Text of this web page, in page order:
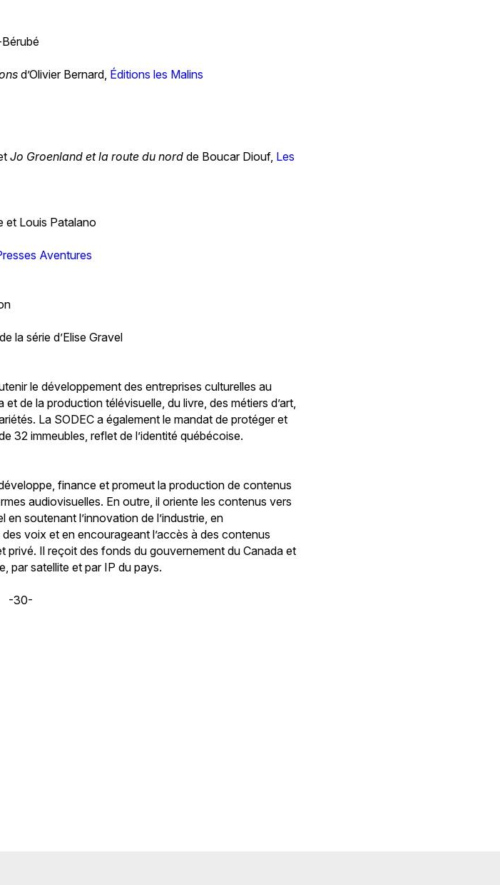
d’Olivier Bernard, Éditions les Malins
Jo Groenland et la route du nord de Boucar Diouf, Les
et Louis Patalano
Aventures
la série d’Elise Gravel
le développement des entreprises culturelles au
de la production télévisuelle, du livre, des métiers d’art,
La SODEC a également le mandat de protéger et
32 immeubles, reflet de l’identité québécoise.
finance et promeut la production de contenus
audiovisuelles. En outre, il oriente les contenus vers
soutenant l’innovation de l’industrie, en
voix et en encourageant l’accès à des contenus
privé. Il reçoit des fonds du gouvernement du Canada et
par satellite et par IP du pays.
-30-